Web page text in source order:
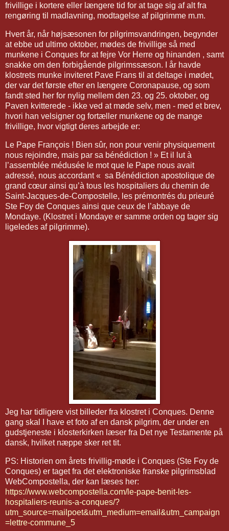
frivillige i kortere eller længere tid for at tage sig af alt fra
rengøring til madlavning, modtagelse af pilgrimme m.m.
Hvert år, når højsæsonen for pilgrimsvandringen, begynder
at ebbe ud ultimo oktober, mødes de frivillige så med
munkene i Conques for at fejre Vor Herre og hinanden , samt
snakke om den forbigående pilgrimssæson. I år havde
klostrets munke inviteret Pave Frans til at deltage i mødet,
der var det første efter en længere Coronapause, og som
fandt sted her for nylig mellem den 23. og 25. oktober, og
Paven kvitterede - ikke ved at møde selv, men - med et brev,
hvori han velsigner og fortæller munkene og de mange
frivillige, hvor vigtigt deres arbejde er:
Le Pape François ! Bien sûr, non pour venir physiquement
nous rejoindre, mais par sa bénédiction ! » Et il lut à
l’assemblée médusée le mot que le Pape nous avait
adressé, nous accordant « sa Bénédiction apostolique de
grand cœur ainsi qu’à tous les hospitaliers du chemin de
Saint-Jacques-de-Compostelle, les prémontrés du prieuré
Ste Foy de Conques ainsi que ceux de l’abbaye de
Mondaye. (Klostret i Mondaye er samme orden og tager sig
ligeledes af pilgrimme).
Jeg har tidligere vist billeder fra klostret i Conques. Denne
gang skal I have et foto af en dansk pilgrim, der under en
gudstjeneste i klosterkirken læser fra Det nye Testamente på
dansk, hvilket næppe sker ret tit.
PS: Historien om årets frivillig-møde i Conques (Ste Foy de
Conques) er taget fra det elektroniske franske pilgrimsblad
WebCompostella, der kan læses her:
https://www.webcompostella.com/le-pape-benit-les-
hospitaliers-reunis-a-conques/?
utm_source=mailpoet&utm_medium=email&utm_campaign
=lettre-commune_5